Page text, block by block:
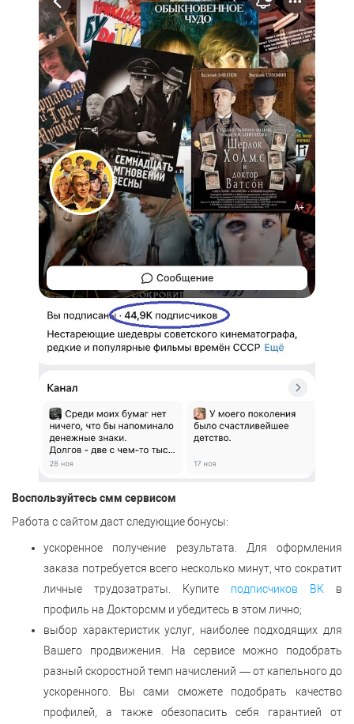
Воспользуйтесь смм сервисом
Работа с сайтом даст следующие бонусы:
ускоренное получение результата. Для оформления
заказа потребуется всего несколько минут, что сократит
личные трудозатраты. Купите подписчиков ВК в
профиль на Докторсмм и убедитесь в этом лично;
выбор характеристик услуг, наиболее подходящих для
Вашего продвижения. На сервисе можно подобрать
разный скоростной темп начислений — от капельного до
ускоренного. Вы сами сможете подобрать качество
профилей, а также обезопасить себя гарантией от